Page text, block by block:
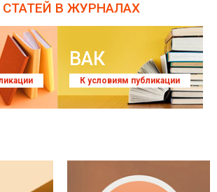
В ЖУРНАЛАХ
ВАК
К условиям публикации